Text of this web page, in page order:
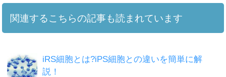
関連するこちらの記事も読まれています
iRS細胞とは?iPS細胞との違いを簡単に解
説！